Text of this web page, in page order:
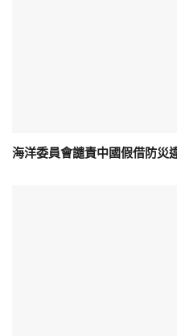
海洋委員會譴責中國假借防災